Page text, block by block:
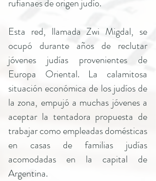
rufianaes de origen judío.
Esta red, llamada Zwi Migdal, se
ocupó durante años de reclutar
jóvenes judías provenientes de
Europa Oriental. La calamitosa
situación económica de los judíos de
la zona, empujó a muchas jóvenes a
aceptar la tentadora propuesta de
trabajar como empleadas domésticas
en casas de familias judías
acomodadas en la capital de
Argentina.